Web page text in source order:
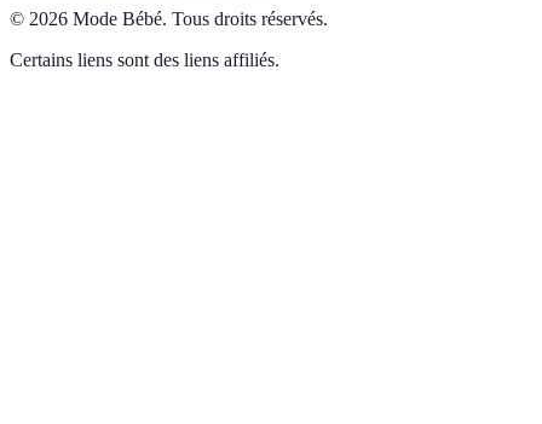
© 2026 Mode Bébé. Tous droits réservés.
Certains liens sont des liens affiliés.